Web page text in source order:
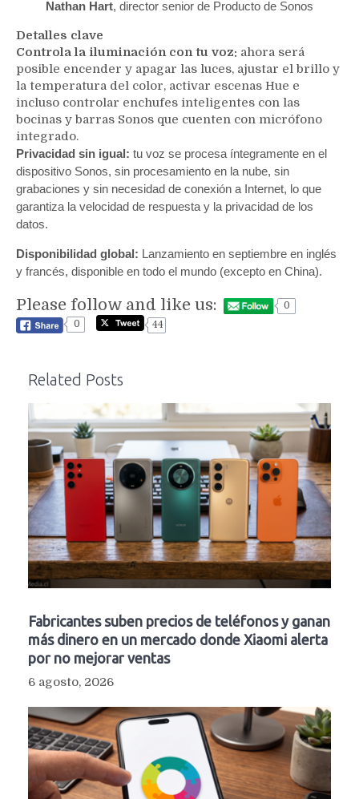
Nathan Hart, director senior de Producto de Sonos
Detalles clave
Controla la iluminación con tu voz: ahora será
posible encender y apagar las luces, ajustar el brillo y
la temperatura del color, activar escenas Hue e
incluso controlar enchufes inteligentes con las
bocinas y barras Sonos que cuenten con micrófono
integrado.
Privacidad sin igual: tu voz se procesa íntegramente en el
dispositivo Sonos, sin procesamiento en la nube, sin
grabaciones y sin necesidad de conexión a Internet, lo que
garantiza la velocidad de respuesta y la privacidad de los
datos.
Disponibilidad global: Lanzamiento en septiembre en inglés
y francés, disponible en todo el mundo (excepto en China).
Please follow and like us:
0
0
44
Related Posts
Fabricantes suben precios de teléfonos y ganan
más dinero en un mercado donde Xiaomi alerta
por no mejorar ventas
6 agosto, 2026